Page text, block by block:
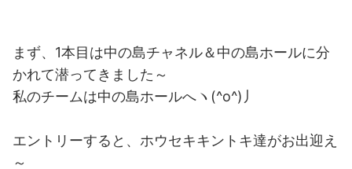
まず、1本目は中の島チャネル＆中の島ホールに分
かれて潜ってきました～
私のチームは中の島ホールへヽ(^o^)丿
エントリーすると、ホウセキキントキ達がお出迎え
～